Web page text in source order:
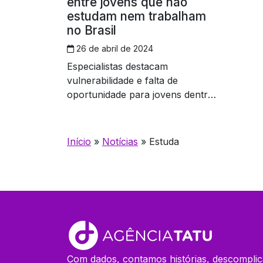
estudam nem trabalham
no Brasil
26 de abril de 2024
Especialistas destacam
vulnerabilidade e falta de
oportunidade para jovens dentro
Início » Notícias » Estuda
Com dados, contamos histórias,